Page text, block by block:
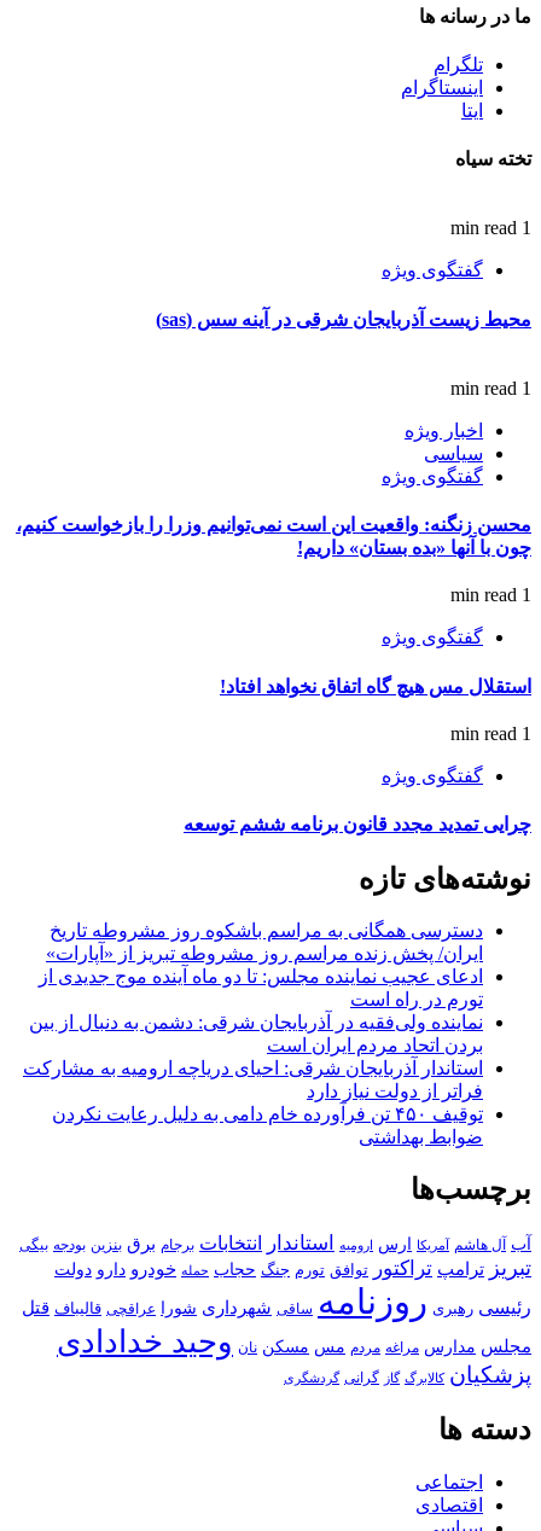
ما در رسانه ها
تلگرام
اینستاگرام
ایتا
تخته سیاه
1 min read
گفتگوی ویژه
محیط زیست آذربایجان شرقی در آینه سس (sas)
1 min read
اخبار ویژه
سیاسی
گفتگوی ویژه
محسن زنگنه: واقعیت این است نمی‌توانیم وزرا را بازخواست کنیم،
چون با آنها «بده بستان» داریم!
1 min read
گفتگوی ویژه
استقلال مس هیچ گاه اتفاق نخواهد افتاد!
1 min read
گفتگوی ویژه
چرایی تمدید مجدد قانون برنامه ششم توسعه
نوشته‌های تازه
دسترسی همگانی به مراسم باشکوه روز مشروطه تاریخ
ایران/ پخش زنده مراسم روز مشروطه تبریز از «آپارات»
ادعای عجیب نماینده مجلس: تا دو ماه آینده موج جدیدی از
تورم در راه است
نماینده ولی‌فقیه در آذربایجان شرقی: دشمن به دنبال از بین
بردن اتحاد مردم ایران است
استاندار آذربایجان شرقی: احیای دریاچه ارومیه به مشارکت
فراتر از دولت نیاز دارد
توقیف ۴۵۰ تن فرآورده خام دامی به دلیل رعایت نکردن
ضوابط بهداشتی
برچسب‌ها
آب آل هاشم آمریکا ارس ارومیه استاندار انتخابات برجام برق بنزین بودجه بیگی
تبریز ترامپ تراکتور توافق تورم جنگ حجاب حمله خودرو دارو دولت
رئیسی رهبری روزنامه ساقی شهرداری شورا عراقچی قالیباف قتل
مجلس مدارس مراغه مردم مس مسکن نان وحید خدادادی
پزشکیان کالابرگ گاز گرانی گردشگری
دسته ها
اجتماعی
اقتصادی